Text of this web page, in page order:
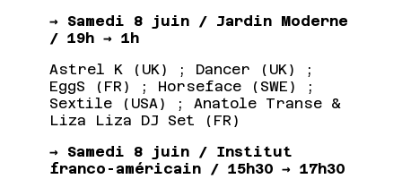
→ Samedi 8 juin / Jardin Moderne
/ 19h → 1h
Astrel K (UK) ; Dancer (UK) ;
EggS (FR) ; Horseface (SWE) ;
Sextile (USA) ; Anatole Transe &
Liza Liza DJ Set (FR)
→ Samedi 8 juin / Institut
franco-américain / 15h30 → 17h30